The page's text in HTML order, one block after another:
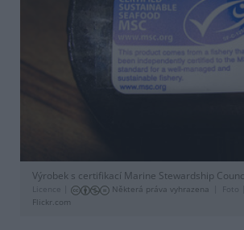
Výrobek s certifikací Marine Stewardship
Licence | Některá práva vyhrazena Foto |
Flickr.com